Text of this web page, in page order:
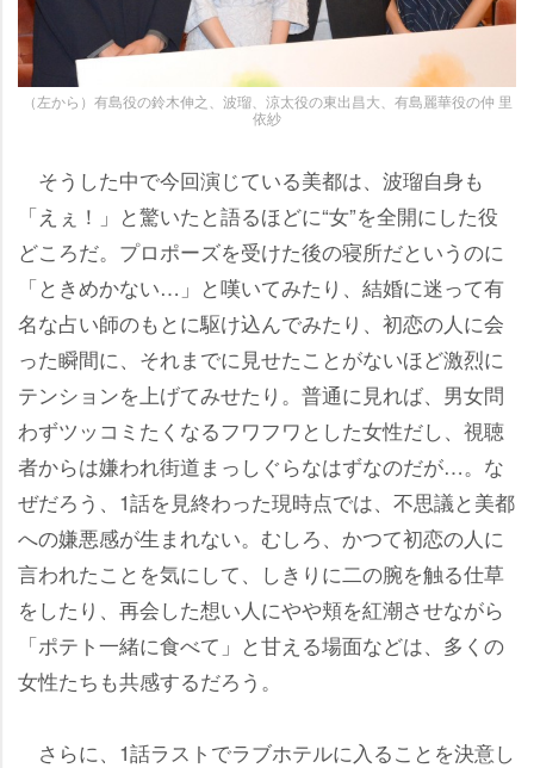
（左から）有島役の鈴木伸之、波瑠、涼太役の東出昌大、有島麗華役の仲 里
依紗
そうした中で今回演じている美都は、波瑠自身も
「えぇ！」と驚いたと語るほどに“女”を全開にした役
どころだ。プロポーズを受けた後の寝所だというのに
「ときめかない…」と嘆いてみたり、結婚に迷って有
名な占い師のもとに駆け込んでみたり、初恋の人に会
った瞬間に、それまでに見せたことがないほど激烈に
テンションを上げてみせたり。普通に見れば、男女問
わずツッコミたくなるフワフワとした女性だし、視聴
者からは嫌われ街道まっしぐらなはずなのだが…。な
ぜだろう、1話を見終わった現時点では、不思議と美都
への嫌悪感が生まれない。むしろ、かつて初恋の人に
言われたことを気にして、しきりに二の腕を触る仕草
をしたり、再会した想い人にやや頬を紅潮させながら
「ポテト一緒に食べて」と甘える場面などは、多くの
女性たちも共感するだろう。
さらに、1話ラストでラブホテルに入ることを決意し